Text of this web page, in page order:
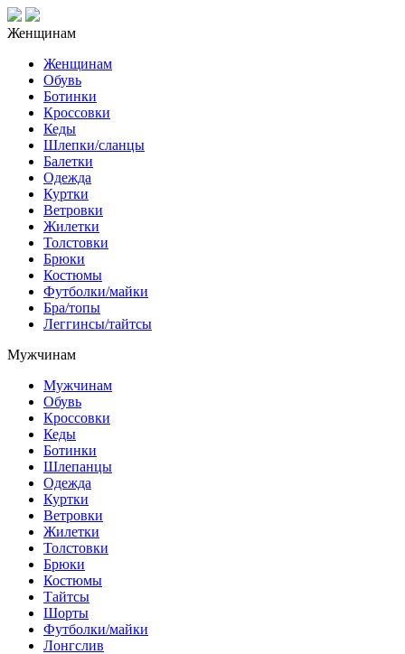
Женщинам
Женщинам
Обувь
Ботинки
Кроссовки
Кеды
Шлепки/сланцы
Балетки
Одежда
Куртки
Ветровки
Жилетки
Толстовки
Брюки
Костюмы
Футболки/майки
Бра/топы
Леггинсы/тайтсы
Мужчинам
Мужчинам
Обувь
Кроссовки
Кеды
Ботинки
Шлепанцы
Одежда
Куртки
Ветровки
Жилетки
Толстовки
Брюки
Костюмы
Тайтсы
Шорты
Футболки/майки
Лонгслив